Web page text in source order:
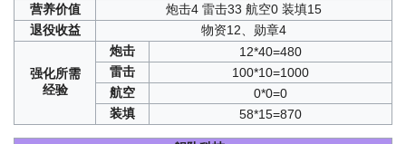
苍闪忍法帖：T3
须臾望月抄：B2/D2
炼金术士与秘密遗迹群岛：T1/TH1
紫绛槿岚： A1/C1
复刻蝶海梦花：HT4/T4
虹彩的终幕曲：B2/
复刻峡湾间的反击：SP1
逆转彩虹之塔：B2/D2
复刻浮樱影华：B2/D2
营养价值
炮击4 雷击33 航空0 装填15
退役收益 物资12、勋章4
强化所需
经验
炮击
12*40=480
雷击
100*10=1000
航空
0*0=0
装填
58*15=870